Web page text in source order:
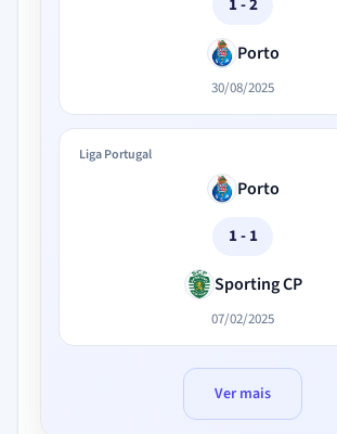
1 - 2
Porto
30/08/2025
Liga Portugal
Porto
1 - 1
Sporting CP
07/02/2025
Ver mais